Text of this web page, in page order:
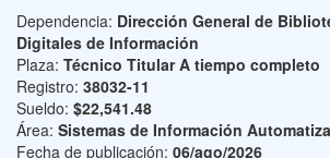
Dependencia: Dirección General de
Digitales de Información
Plaza: Técnico Titular A tiempo completo
Registro: 38032-11
Sueldo: $22,541.48
Área: Sistemas de Información
Fecha de publicación: 06/ago/2026